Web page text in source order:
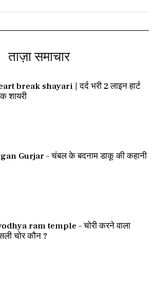
ताज़ा समाचार
break shayari | दर्द भरी 2 लाइन हार्ट
शायरी
Gurjar – चंबल के बदनाम डाकू की कहानी
ram temple – चोरी करने वाला
चोर कौन ?